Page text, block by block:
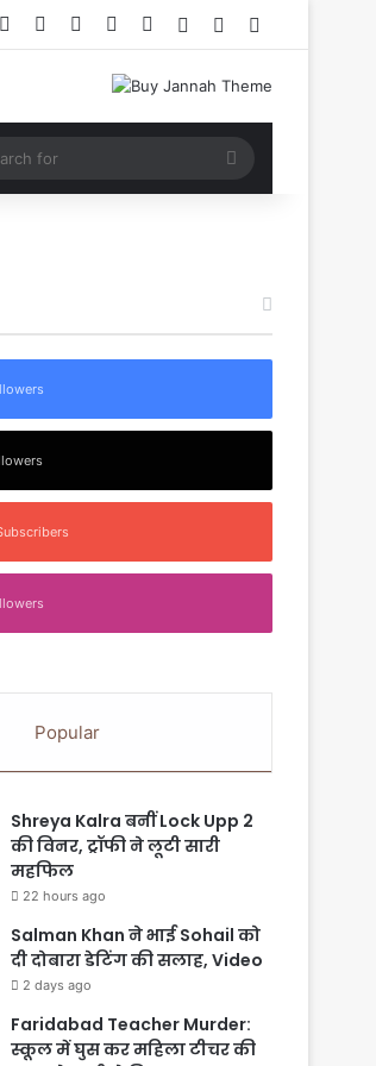
Facebook YouTubeInstagram
RSS Log InRandom Article
Search
for
Popular
Shreya Kalra बनीं Lock Upp 2
की विनर, ट्रॉफी ने लूटी सारी
महफिल
22 hours ago
Salman Khan ने भाई Sohail को
दी दोबारा डेटिंग की सलाह, Video
2 days ago
Faridabad Teacher Murder:
स्कूल में घुस कर महिला टीचर की